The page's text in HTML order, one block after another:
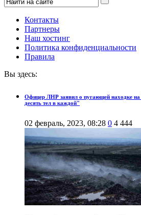
Контакты
Партнеры
Наш хостинг
Политика конфиденциальности
Правила
Вы здесь:
Офицер ЛНР заявил о пугающей находке
десять тел в каждой"
02 февраль, 2023, 08:28 0 4 444